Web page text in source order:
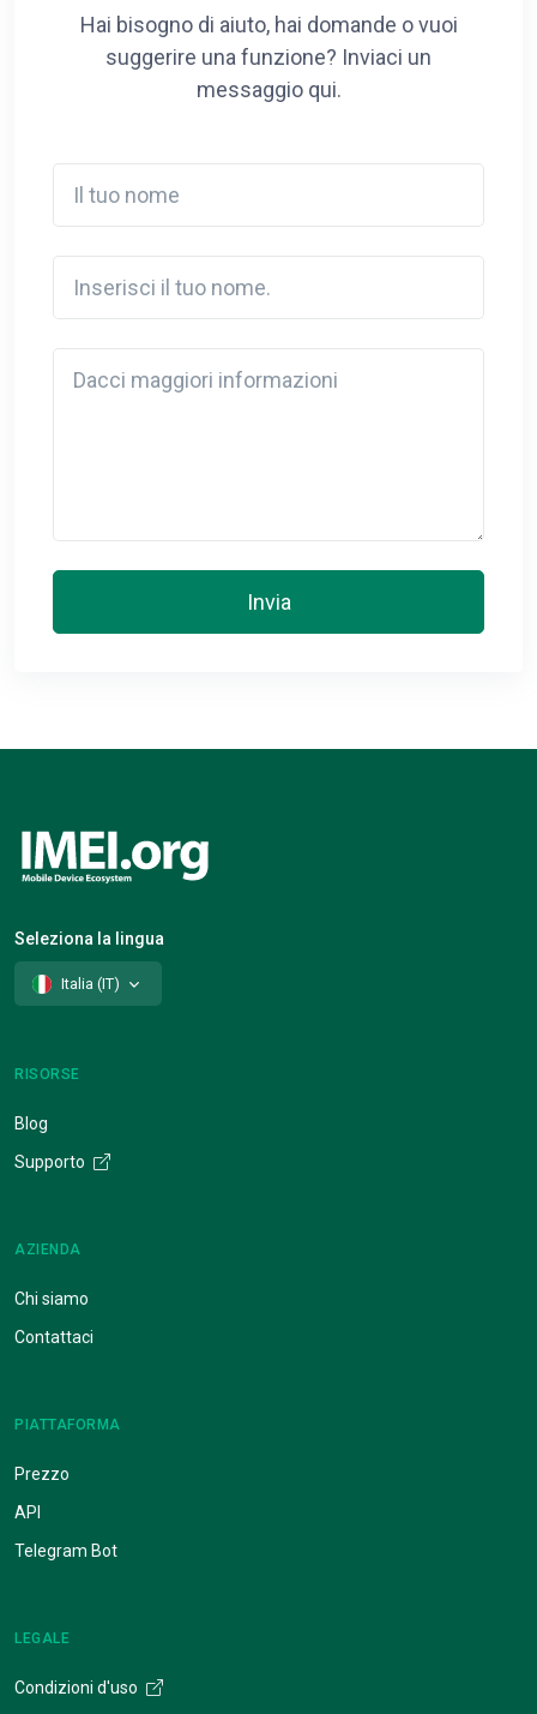
Hai bisogno di aiuto, hai domande o vuoi
suggerire una funzione? Inviaci un
messaggio qui.
Invia
Seleziona la lingua
Italia (IT)
RISORSE
Blog
Supporto
AZIENDA
Chi siamo
Contattaci
PIATTAFORMA
Prezzo
API
Telegram Bot
LEGALE
Condizioni d'uso